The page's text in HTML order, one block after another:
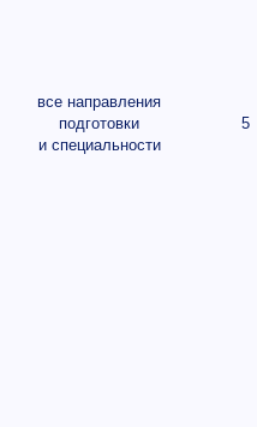
все направления
подготовки
и специальности
5